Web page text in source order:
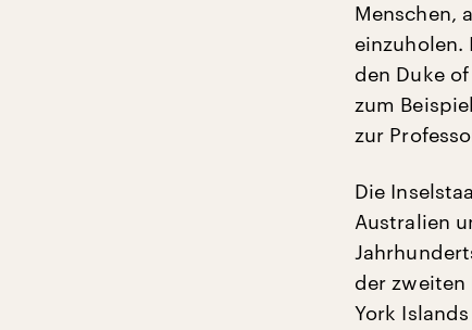
Menschen,
einzuholen.
den Duke
zum
zur
Die
Australien
der zweiten
York